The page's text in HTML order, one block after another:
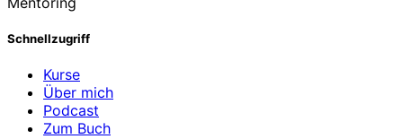
Schnellzugriff
Kurse
Über mich
Podcast
Zum Buch